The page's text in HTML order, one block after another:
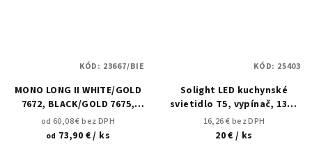
MONO LONG II WHITE/GOLD
7672, BLACK/GOLD 7675,
SOLID BRASS 7733, BLACK
7730, WHITE 7726
od 60,08 € bez DPH
od 73,90 €/ ks
KÓD: 23667/BIE
Solight LED kuchynské
svietidlo T5, vypínač, 13W,
4100K, 84cm
16,26 € bez DPH
20 €/ ks
KÓD: 25403